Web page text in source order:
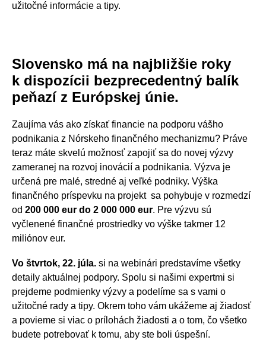
užitočné informácie a tipy.
Slovensko má na najbližšie roky
k dispozícii bezprecedentný balík
peňazí z Európskej únie.
Zaujíma vás ako získať financie na podporu vášho
podnikania z Nórskeho finančného mechanizmu? Práve
teraz máte skvelú možnosť zapojiť sa do novej výzvy
zameranej na rozvoj inovácií a podnikania. Výzva je
určená pre malé, stredné aj veľké podniky. Výška
finančného príspevku na projekt sa pohybuje v rozmedzí
od 200 000 eur do 2 000 000 eur. Pre výzvu sú
vyčlenené finančné prostriedky vo výške takmer 12
miliónov eur.
Vo štvrtok, 22. júla. si na webinári predstavíme všetky
detaily aktuálnej podpory. Spolu si našimi expertmi si
prejdeme podmienky výzvy a podelíme sa s vami o
užitočné rady a tipy. Okrem toho vám ukážeme aj žiadosť
a povieme si viac o prílohách žiadosti a o tom, čo všetko
budete potrebovať k tomu, aby ste boli úspešní.